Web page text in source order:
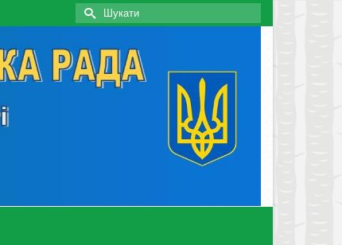
Search
for: